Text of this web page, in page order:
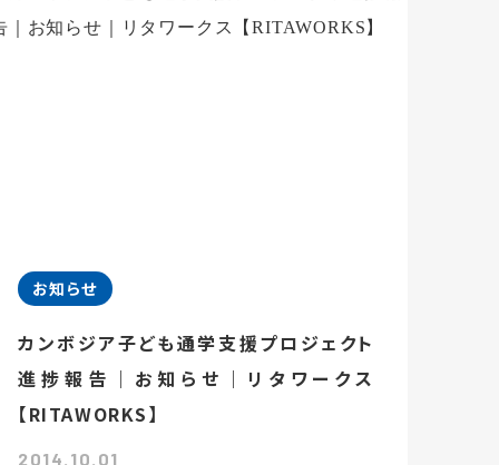
お知らせ
カンボジア子ども通学支援プロジェクト
進捗報告｜お知らせ｜リタワークス
【RITAWORKS】
2014.10.01